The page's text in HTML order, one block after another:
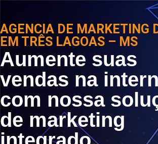
AGENCIA DE MARKETING
EM TRÊS LAGOAS – MS
Aumente suas
vendas na
com nossa
de marketing